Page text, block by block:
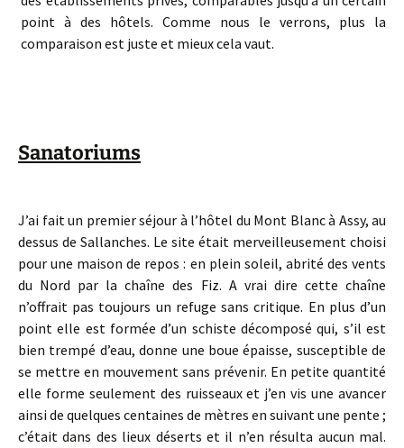
point à des hôtels. Comme nous le verrons, plus la
comparaison est juste et mieux cela vaut.
Sanatoriums
J’ai fait un premier séjour à l’hôtel du Mont Blanc à Assy, au
dessus de Sallanches. Le site était merveilleusement choisi
pour une maison de repos : en plein soleil, abrité des vents
du Nord par la chaîne des Fiz. A vrai dire cette chaîne
n’offrait pas toujours un refuge sans critique. En plus d’un
point elle est formée d’un schiste décomposé qui, s’il est
bien trempé d’eau, donne une boue épaisse, susceptible de
se mettre en mouvement sans prévenir. En petite quantité
elle forme seulement des ruisseaux et j’en vis une avancer
ainsi de quelques centaines de mètres en suivant une pente ;
c’était dans des lieux déserts et il n’en résulta aucun mal.